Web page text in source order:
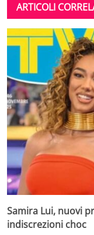
ARTICOLI
Samira Lui, nuovi
indiscrezioni choc